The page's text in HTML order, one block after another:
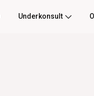
Underkonsult